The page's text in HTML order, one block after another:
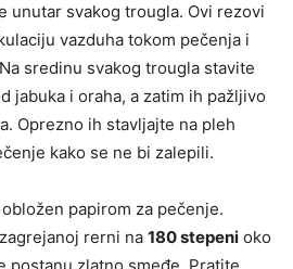
unutar svakog trougla. Ovi rezovi
vazduha tokom pečenja i
sredinu svakog trougla stavite
jabuka i oraha, a zatim ih pažljivo
Oprezno ih stavljajte na pleh
kako se ne bi zalepili.
papirom za pečenje.
rerni na 180 stepeni oko